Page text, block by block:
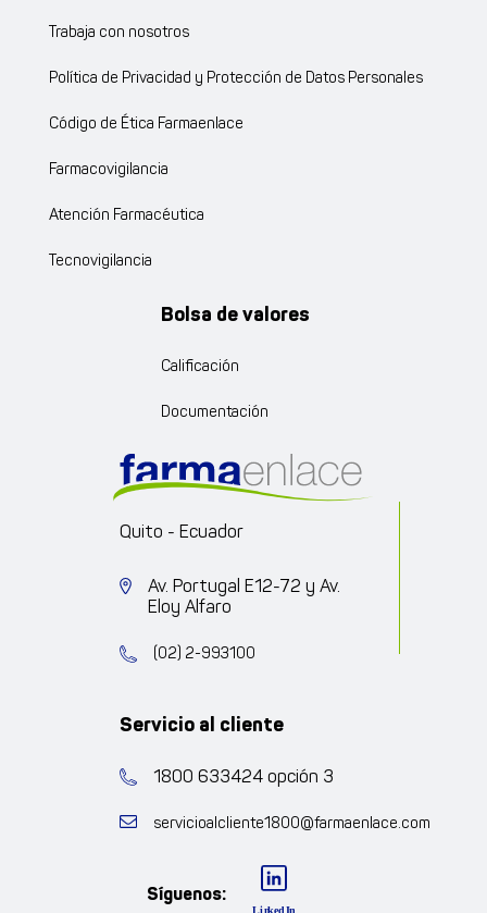
Trabaja con nosotros
Política de Privacidad y Protección de Datos Personales
Código de Ética Farmaenlace
Farmacovigilancia
Atención Farmacéutica
Tecnovigilancia
Bolsa de valores
Calificación
Documentación
Quito - Ecuador
Av. Portugal E12-72 y Av.
Eloy Alfaro
(02) 2-993100
Servicio al cliente
1800 633424 opción 3
servicioalcliente1800@farmaenlace.com
Síguenos: